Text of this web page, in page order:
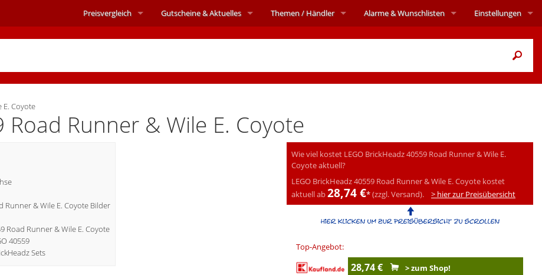
E. Coyote
Runner & Wile E. Coyote
Wie viel kostet LEGO BrickHeadz 40559 Road Runner & Wile E.
Coyote aktuell?
LEGO BrickHeadz 40559 Road Runner & Wile E. Coyote kostet
aktuell ab28,74 €*(zzgl. Versand). > hier zur Preisübersicht
Top-Angebot:
28,74 € > zum Shop!
Runner & Wile E. Coyote Bilder
Road Runner & Wile E. Coyote
40559
Sets
Preisvergleich Gutscheine &Aktuelles Themen/ Händler Alarme& Wunschlisten Einstellungen